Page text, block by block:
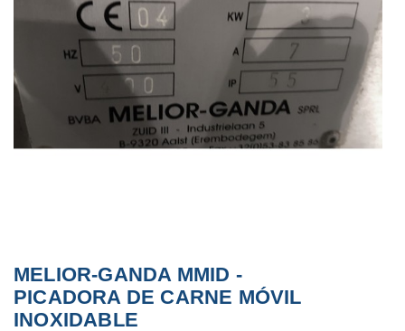
MELIOR-GANDA MMID -
PICADORA DE CARNE MÓVIL
INOXIDABLE